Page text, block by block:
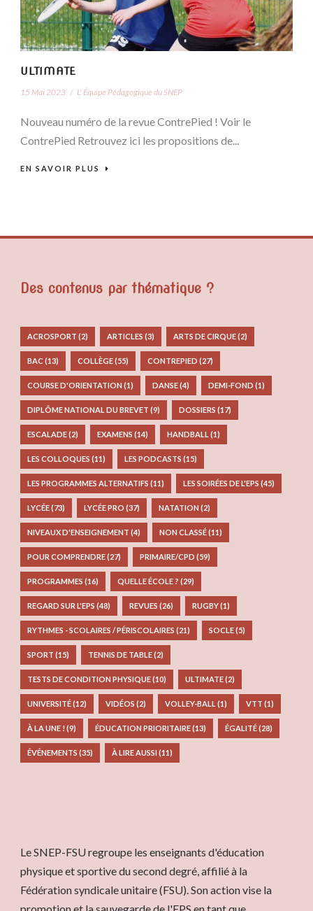
ULTIMATE
15 Mai 2023 / L' Équipe Pédagogique du SNEP
Nouveau numéro de la revue ContrePied ! Voir le
ContrePied Retrouvez ici les propositions de...
EN SAVOIR PLUS
Des contenus par thématique ?
ACROSPORT (2) ARTICLES (3) ARTS DE CIRQUE(2)
BAC (13) COLLÈGE(55) CONTREPIED (27)
COURSE D'ORIENTATION (1) DANSE(4) DEMI-FOND (1)
DIPLÔME NATIONAL DU BREVET (9) DOSSIERS (17)
ESCALADE(2) EXAMENS (14) HANDBALL (1)
LES COLLOQUES (11) LES PODCASTS (15)
LES PROGRAMMES ALTERNATIFS (11) LES SOIRÉES DE L'EPS (45)
LYCÉE(73) LYCÉE PRO (37) NATATION (2)
NIVEAUX D'ENSEIGNEMENT (4) NON CLASSÉ(11)
POUR COMPRENDRE(27) PRIMAIRE/CPD (59)
PROGRAMMES (16) QUELLE ÉCOLE ? (29)
REGARD SUR L'EPS (48) REVUES (26) RUGBY(1)
RYTHMES - SCOLAIRES / PÉRISCOLAIRES (21) SOCLE(5)
SPORT (15) TENNIS DE TABLE(2)
TESTS DE CONDITION PHYSIQUE(10) ULTIMATE(2)
UNIVERSITÉ(12) VIDÉOS (2) VOLLEY-BALL (1) VTT (1)
À LA UNE ! (9) ÉDUCATION PRIORITAIRE(13) ÉGALITÉ(28)
ÉVÉNEMENTS (35) À LIRE AUSSI (11)
Le SNEP-FSU regroupe les enseignants d'éducation
physique et sportive du second degré, affilié à la
Fédération syndicale unitaire (FSU). Son action vise la
promotion et la sauvegarde de l'EPS en tant que